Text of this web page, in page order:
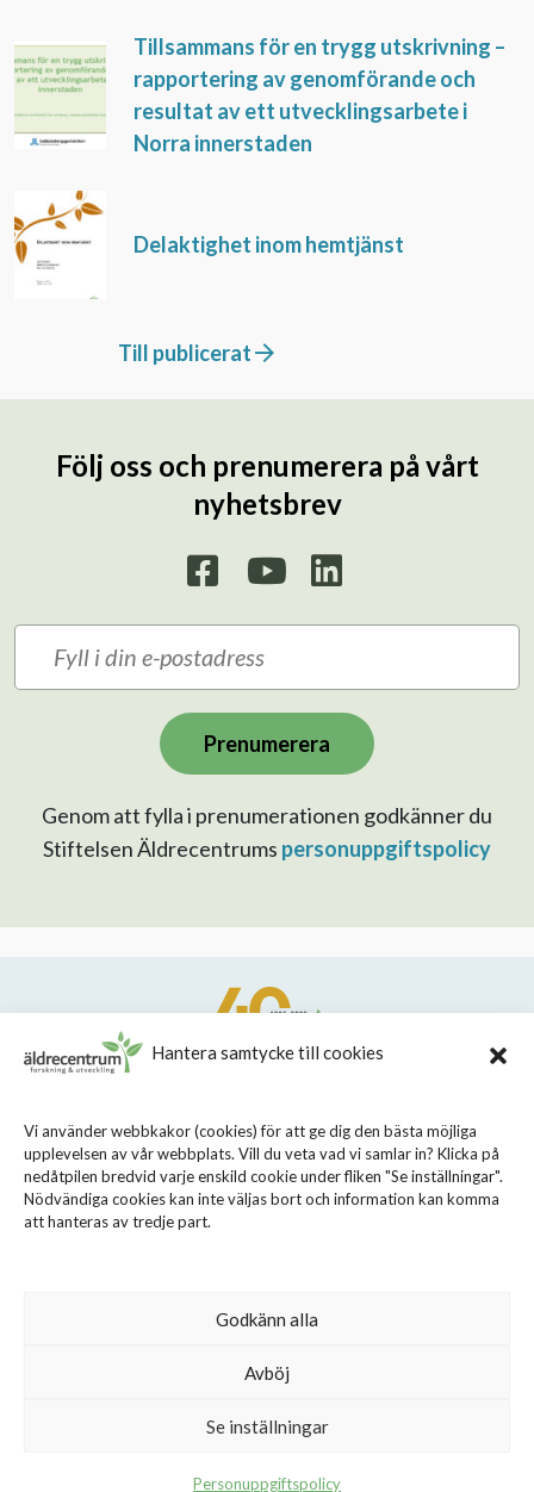
Hantera samtycke till cookies
Vi använder webbkakor (cookies) för att ge dig den bästa möjliga
upplevelsen av vår webbplats. Vill du veta vad vi samlar in? Klicka på
nedåtpilen bredvid varje enskild cookie under fliken "Se inställningar".
Nödvändiga cookies kan inte väljas bort och information kan komma
att hanteras av tredje part.
Godkänn alla
Avböj
Se inställningar
Personuppgiftspolicy
Tillsammans för en trygg utskrivning –
rapportering av genomförande och
resultat av ett utvecklingsarbete i
Norra innerstaden
Delaktighet inom hemtjänst
Till publicerat
Följ oss och prenumerera på vårt
nyhetsbrev
Prenumerera
Genom att fylla i prenumerationen godkänner du
Stiftelsen Äldrecentrums personuppgiftspolicy
Sveavägen 155, 113 46 Stockholm
08 - 690 58 00
info@aldrecentrum.se
Talande webb
Personuppgiftspolicy